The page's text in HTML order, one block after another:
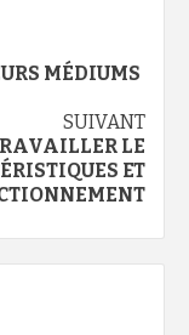
MÉDIUMS
SUIVANT
LE
ET